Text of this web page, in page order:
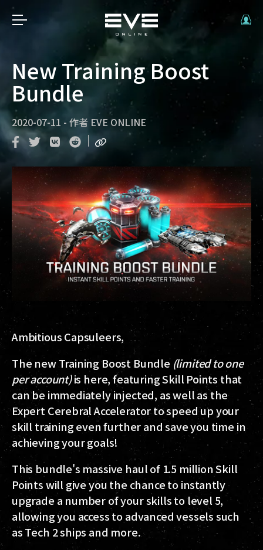
New Training Boost
Bundle
2020-07-11 - 作者 EVE ONLINE
Ambitious Capsuleers,
The new Training Boost Bundle (limited to one
per account)is here, featuring Skill Points that
can be immediately injected, as well as the
Expert Cerebral Accelerator to speed up your
skill training even further and save you time in
achieving your goals!
This bundle's massive haul of 1.5 million Skill
Points will give you the chance to instantly
upgrade a number of your skills to level 5,
allowing you access to advanced vessels such
as Tech 2 ships and more.